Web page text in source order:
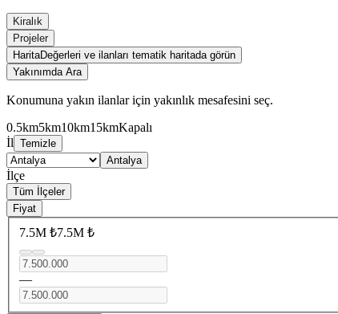
Kiralık
Projeler
HaritaDeğerleri ve ilanları tematik haritada görün
Yakınımda Ara
Konumuna yakın ilanlar için yakınlık mesafesini seç.
0.5km5km10km15kmKapalı
İl Temizle
Antalya
İlçe
Tüm İlçeler
Fiyat
7.5M ₺7.5M ₺
—